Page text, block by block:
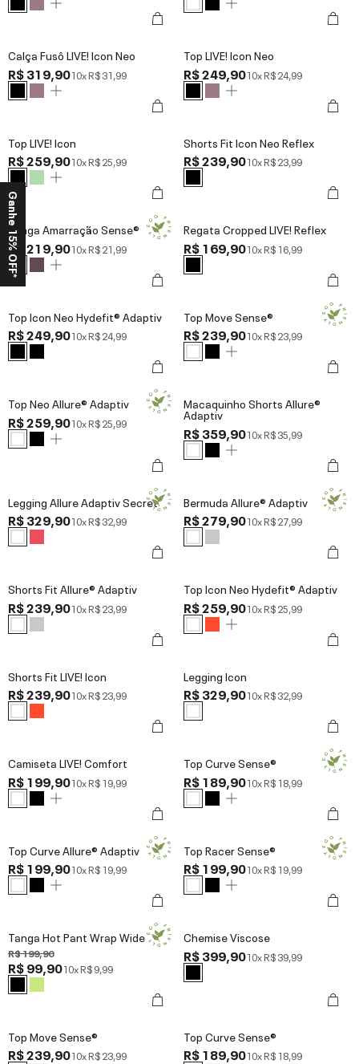
Calça Fusô LIVE! Icon Neo
R$ 319,9010xR$ 31,99
Top LIVE! Icon Neo
R$ 249,9010xR$ 24,99
Top LIVE! Icon
R$ 259,9010xR$ 25,99
Shorts Fit Icon Neo Reflex
R$ 239,9010xR$ 23,99
Tanga Amarração Sense®
R$ 219,9010xR$ 21,99
Regata Cropped LIVE! Reflex
R$ 169,9010xR$ 16,99
Top Icon Neo Hydefit® Adaptiv
R$ 249,9010xR$ 24,99
Top Move Sense®
R$ 239,9010xR$ 23,99
Top Neo Allure® Adaptiv
R$ 259,9010xR$ 25,99
Macaquinho Shorts Allure®
Adaptiv
R$ 359,9010xR$ 35,99
Legging Allure Adaptiv Secret
R$ 329,9010xR$ 32,99
Bermuda Allure® Adaptiv
R$ 279,9010xR$ 27,99
Shorts Fit Allure® Adaptiv
R$ 239,9010xR$ 23,99
Top Icon Neo Hydefit® Adaptiv
R$ 259,9010xR$ 25,99
Shorts Fit LIVE! Icon
R$ 239,9010xR$ 23,99
Legging Icon
R$ 329,9010xR$ 32,99
Camiseta LIVE! Comfort
R$ 199,9010xR$ 19,99
Top Curve Sense®
R$ 189,9010xR$ 18,99
Top Curve Allure® Adaptiv
R$ 199,9010xR$ 19,99
Top Racer Sense®
R$ 199,9010xR$ 19,99
Tanga Hot Pant Wrap Wide
R$ 199,90
R$ 99,9010xR$ 9,99
Chemise Viscose
R$ 399,9010xR$ 39,99
Top Move Sense®
R$ 239,9010xR$ 23,99
Top Curve Sense®
R$ 189,9010xR$ 18,99
Ganhe 15% OFF*